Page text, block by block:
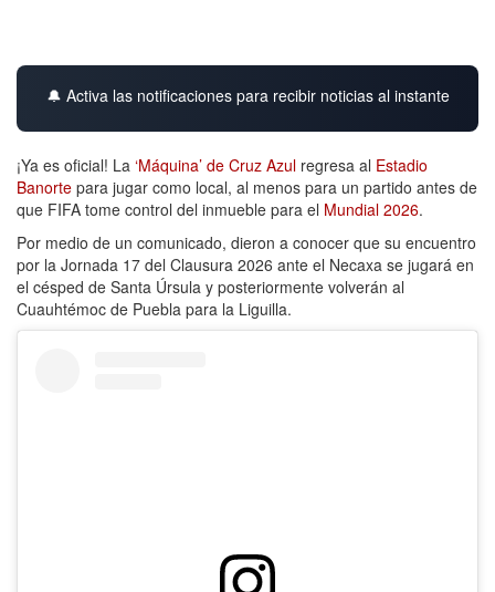
🔔 Activa las notificaciones para recibir noticias al instante
¡Ya es oficial! La ‘Máquina’ de Cruz Azul regresa al Estadio
Banorte para jugar como local, al menos para un partido antes de
que FIFA tome control del inmueble para el Mundial 2026.
Por medio de un comunicado, dieron a conocer que su encuentro
por la Jornada 17 del Clausura 2026 ante el Necaxa se jugará en
el césped de Santa Úrsula y posteriormente volverán al
Cuauhtémoc de Puebla para la Liguilla.